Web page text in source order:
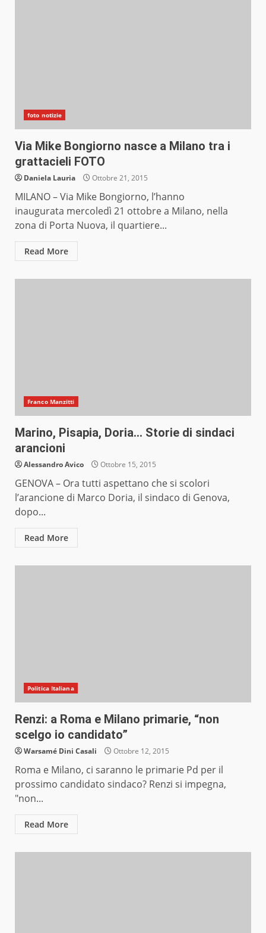
foto notizie
Via Mike Bongiorno nasce a Milano tra i
grattacieli FOTO
Daniela Lauria Ottobre 21, 2015
MILANO – Via Mike Bongiorno, l’hanno
inaugurata mercoledì 21 ottobre a Milano, nella
zona di Porta Nuova, il quartiere...
Read More
Franco Manzitti
Marino, Pisapia, Doria… Storie di sindaci
arancioni
Alessandro Avico Ottobre 15, 2015
GENOVA – Ora tutti aspettano che si scolori
l’arancione di Marco Doria, il sindaco di Genova,
dopo...
Read More
Politica Italiana
Renzi: a Roma e Milano primarie, “non
scelgo io candidato”
Warsamé Dini Casali Ottobre 12, 2015
Roma e Milano, ci saranno le primarie Pd per il
prossimo candidato sindaco? Renzi si impegna,
"non...
Read More